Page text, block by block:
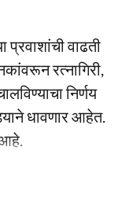
वाढती
रत्नागिरी,
निर्णय
धावणार आहेत.